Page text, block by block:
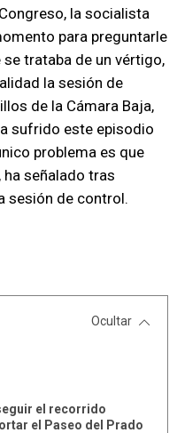
la socialista
para preguntarle
trataba de un vértigo,
la sesión de
de la Cámara Baja,
sufrido este episodio
problema es que
señalado tras
sesión de control.
Ocultar
el recorrido
el Paseo del Prado